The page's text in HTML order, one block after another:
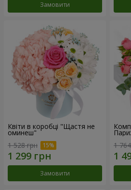
Замовити
Квіти в коробці "Щастя не
оминеш"
1 528 грн
Замовити
1